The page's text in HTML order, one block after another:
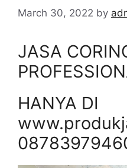
March 30, 2022 by
JASA
HANYA DI